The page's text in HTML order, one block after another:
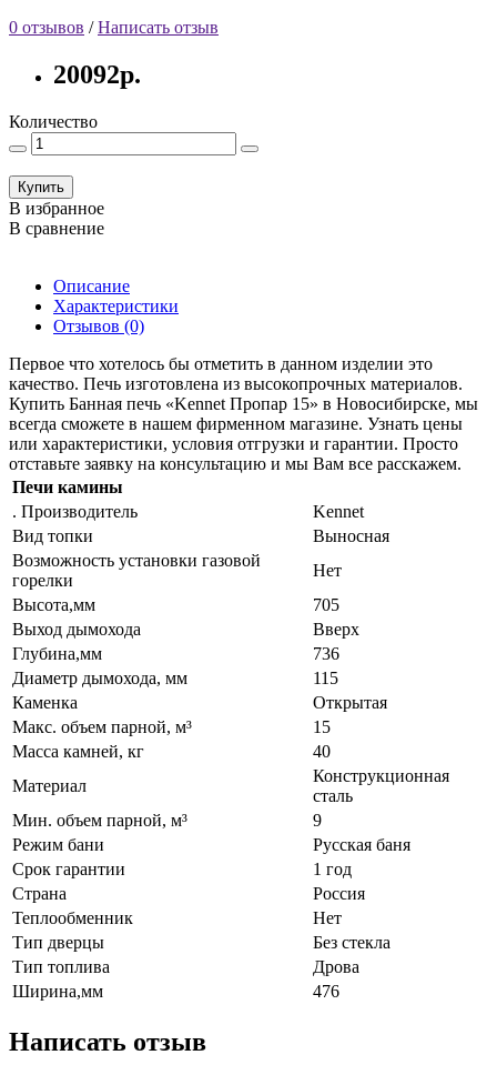
0 отзывов /Написать отзыв
20092р.
Количество
Купить
В избранное
В сравнение
Описание
Характеристики
Отзывов (0)
Первое что хотелось бы отметить в данном изделии это
качество. Печь изготовлена из высокопрочных материалов.
Купить Банная печь «Kennet Пропар 15» в Новосибирске, мы
всегда сможете в нашем фирменном магазине. Узнать цены
или характеристики, условия отгрузки и гарантии. Просто
отставьте заявку на консультацию и мы Вам все расскажем.
Печи камины
. Производитель
Kennet
Вид топки
Выносная
Возможность установки газовой
горелки
Нет
Высота,мм
705
Выход дымохода
Вверх
Глубина,мм
736
Диаметр дымохода, мм
115
Каменка
Открытая
Макс. объем парной, м³
15
Масса камней, кг
40
Материал
Конструкционная
сталь
Мин. объем парной, м³
9
Режим бани
Русская баня
Срок гарантии
1 год
Страна
Россия
Теплообменник
Нет
Тип дверцы
Без стекла
Тип топлива
Дрова
Ширина,мм
476
Написать отзыв